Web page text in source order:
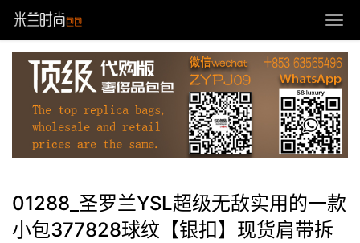
01288_圣罗兰YSL超级无敌实用的一款
小包377828球纹【银扣】现货肩带拆